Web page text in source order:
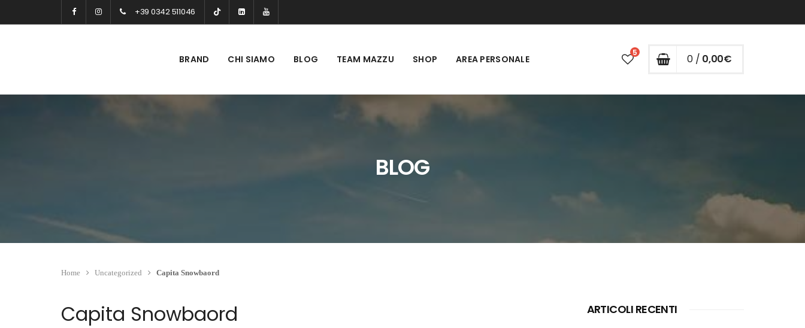
+39 0342 511046
BRAND CHI SIAMO BLOG TEAM MAZZU SHOP AREA PERSONALE
5 0 / 0,00€
BLOG
Home Uncategorized Capita Snowbaord
Capita Snowbaord ARTICOLI RECENTI